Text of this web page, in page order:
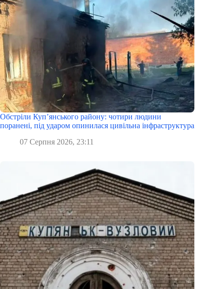
Обстріли Куп’янського району: чотири людини
поранені, під ударом опинилася цивільна інфраструктура
07 Серпня 2026, 23:11